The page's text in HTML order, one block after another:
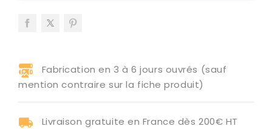
Fabrication en 3 à 6 jours ouvrés (sauf
mention contraire sur la fiche produit)
Livraison gratuite en France dès 200€ HT